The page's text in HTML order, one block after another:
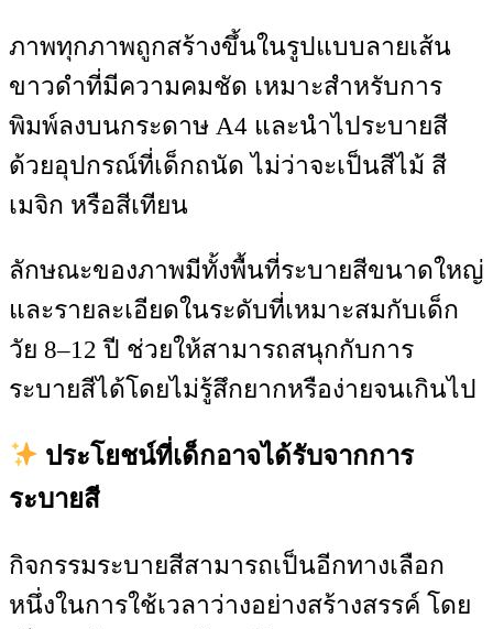
ภาพทุกภาพถูกสร้างขึ้นในรูปแบบลายเส้น
ขาวดำที่มีความคมชัด เหมาะสำหรับการ
พิมพ์ลงบนกระดาษ A4 และนำไประบายสี
ด้วยอุปกรณ์ที่เด็กถนัด ไม่ว่าจะเป็นสีไม้ สี
เมจิก หรือสีเทียน
ลักษณะของภาพมีทั้งพื้นที่ระบายสีขนาดใหญ่
และรายละเอียดในระดับที่เหมาะสมกับเด็ก
วัย 8–12 ปี ช่วยให้สามารถสนุกกับการ
ระบายสีได้โดยไม่รู้สึกยากหรือง่ายจนเกินไป
ประโยชน์ที่เด็กอาจได้รับจากการ
ระบายสี
กิจกรรมระบายสีสามารถเป็นอีกทางเลือก
หนึ่งในการใช้เวลาว่างอย่างสร้างสรรค์ โดย